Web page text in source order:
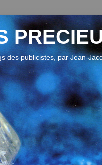
des publicistes, par Jean-